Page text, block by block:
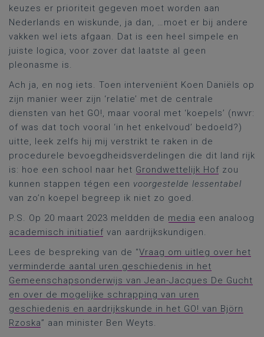
keuzes er prioriteit gegeven moet worden aan
Nederlands en wiskunde, ja dan, …moet er bij andere
vakken wel iets afgaan. Dat is een heel simpele en
juiste logica, voor zover dat laatste al geen
pleonasme is.
Ach ja, en nog iets. Toen interveniënt Koen Daniëls op
zijn manier weer zijn ‘relatie’ met de centrale
diensten van het GO!, maar vooral met ‘koepels’ (nwvr:
of was dat toch vooral ‘in het enkelvoud’ bedoeld?)
uitte, leek zelfs hij mij verstrikt te raken in de
procedurele bevoegdheidsverdelingen die dit land rijk
is: hoe een school naar het Grondwettelijk Hof zou
kunnen stappen tégen een voorgestelde lessentabel
van zo’n koepel begreep ik niet zo goed.
P.S. Op 20 maart 2023 meldden de media een analoog
academisch initiatief van aardrijkskundigen.
Lees de bespreking van de “Vraag om uitleg over het
verminderde aantal uren geschiedenis in het
Gemeenschapsonderwijs van Jean-Jacques De Gucht
en over de mogelijke schrapping van uren
geschiedenis en aardrijkskunde in het GO! van Björn
Rzoska” aan minister Ben Weyts.